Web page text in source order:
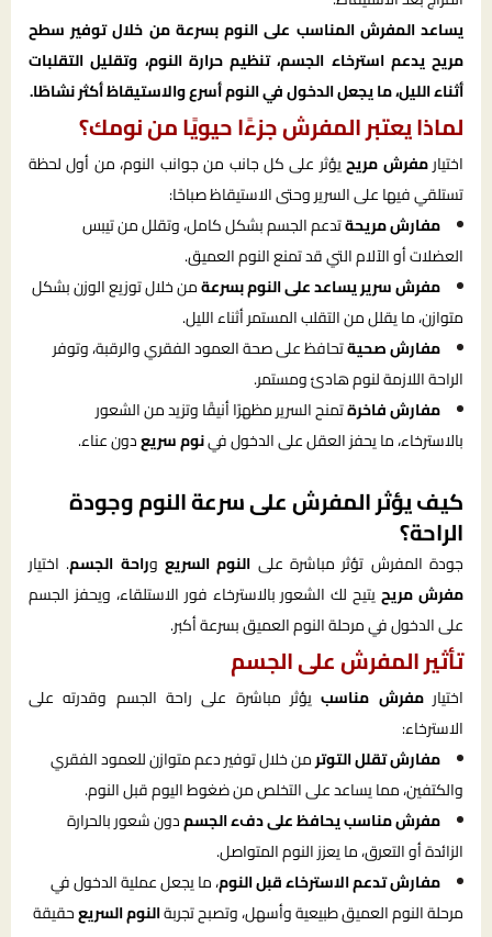
يساعد المفرش المناسب على النوم بسرعة من خلال توفير سطح
مريح يدعم استرخاء الجسم، تنظيم حرارة النوم، وتقليل التقلبات
أثناء الليل، ما يجعل الدخول في النوم أسرع والاستيقاظ أكثر نشاطًا.
لماذا يعتبر المفرش جزءًا حيويًا من نومك؟
اختيارمفرش مريحيؤثر على كل جانب من جوانب النوم، من أول لحظة
تستلقي فيها على السرير وحتى الاستيقاظ صباحًا:
مفارش مريحةتدعم الجسم بشكل كامل، وتقلل من تيبس
العضلات أو الآلام التي قد تمنع النوم العميق.
مفرش سرير يساعد على النوم بسرعةمن خلال توزيع الوزن بشكل
متوازن، ما يقلل من التقلب المستمر أثناء الليل.
مفارش صحيةتحافظ على صحة العمود الفقري والرقبة، وتوفر
الراحة اللازمة لنوم هادئ ومستمر.
مفارش فاخرةتمنح السرير مظهرًا أنيقًا وتزيد من الشعور
بالاسترخاء، ما يحفز العقل على الدخول فينوم سريعدون عناء.
كيف يؤثر المفرش على سرعة النوم وجودة
الراحة؟
جودة المفرش تؤثر مباشرة على النوم السريعوراحة الجسم. اختيار
مفرش مريحيتيح لك الشعور بالاسترخاء فور الاستلقاء، ويحفز الجسم
على الدخول في مرحلة النوم العميق بسرعة أكبر.
تأثير المفرش على الجسم
اختيارمفرش مناسبيؤثر مباشرة على راحة الجسم وقدرته على
الاسترخاء:
مفارش تقلل التوترمن خلال توفير دعم متوازن للعمود الفقري
والكتفين، مما يساعد على التخلص من ضغوط اليوم قبل النوم.
مفرش مناسب يحافظ على دفء الجسمدون شعور بالحرارة
الزائدة أو التعرق، ما يعزز النوم المتواصل.
مفارش تدعم الاسترخاء قبل النوم، ما يجعل عملية الدخول في
مرحلة النوم العميق طبيعية وأسهل، وتصبح تجربةالنوم السريعحقيقة